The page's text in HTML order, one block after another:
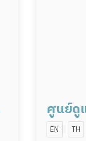
ศูนย์ดู
ลิสา เ
EN TH